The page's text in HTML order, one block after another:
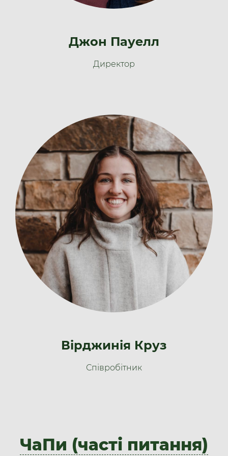
Джон Пауелл
Директор
Вірджинія Круз
​Співробітник​​
ЧаПи (часті питання)